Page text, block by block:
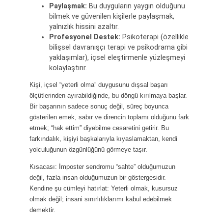
Paylaşmak: Bu duyguların yaygın olduğunu
bilmek ve güvenilen kişilerle paylaşmak,
yalnızlık hissini azaltır.
Profesyonel Destek: Psikoterapi (özellikle
bilişsel davranışçı terapi ve psikodrama gibi
yaklaşımlar), içsel eleştirmenle yüzleşmeyi
kolaylaştırır.
Kişi, içsel “yeterli olma” duygusunu dışsal başarı
ölçütlerinden ayırabildiğinde, bu döngü kırılmaya başlar.
Bir başarının sadece sonuç değil, süreç boyunca
gösterilen emek, sabır ve direncin toplamı olduğunu fark
etmek; “hak ettim” diyebilme cesaretini getirir. Bu
farkındalık, kişiyi başkalarıyla kıyaslamaktan, kendi
yolculuğunun özgünlüğünü görmeye taşır.
Kısacası: İmposter sendromu “sahte” olduğumuzun
değil, fazla insan olduğumuzun bir göstergesidir.
Kendine şu cümleyi hatırlat: Yeterli olmak, kusursuz
olmak değil; insani sınırlılıklarımı kabul edebilmek
demektir.